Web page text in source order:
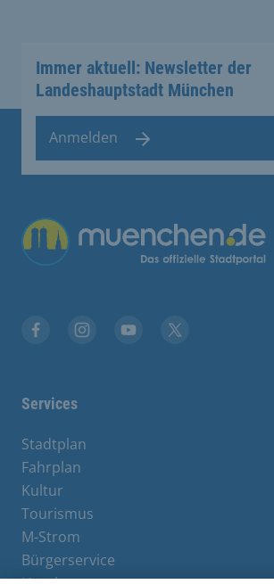
Immer aktuell: Newsletter der
Landeshauptstadt München
Anmelden
Services
Stadtplan
Fahrplan
Kultur
Tourismus
M-Strom
Bürgerservice